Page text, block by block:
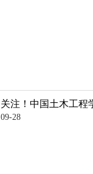
关注！中国土木工程
09-28